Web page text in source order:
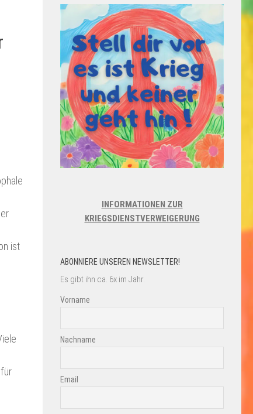
ist
INFORMATIONEN ZUR
KRIEGSDIENSTVERWEIGERUNG
ABONNIERE UNSEREN NEWSLETTER!
Es gibt ihn ca. 6x im Jahr.
Vorname
Nachname
Email